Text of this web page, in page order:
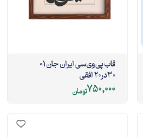
قاب پی‌وی‌سی ایران جان 01
30در20 افقی
750,000تومان